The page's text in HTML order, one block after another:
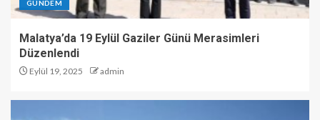
GÜNDEM
Malatya’da 19 Eylül Gaziler Günü Merasimleri
Düzenlendi
Eylül 19, 2025 admin